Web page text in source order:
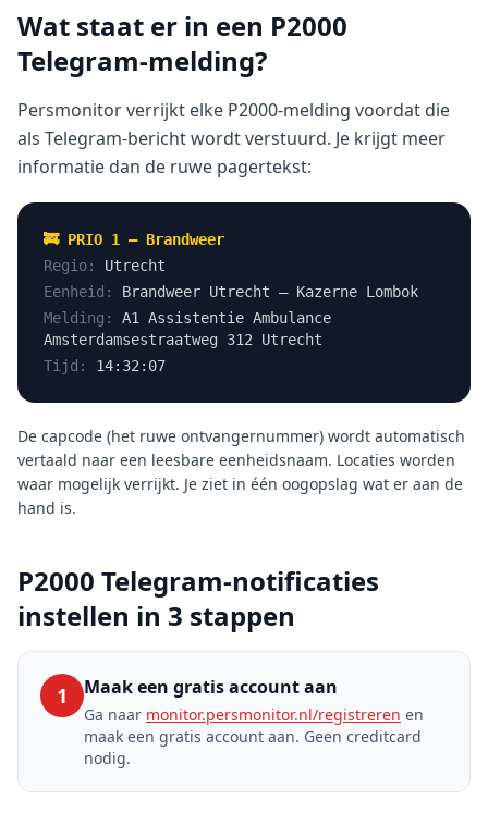
Wat staat er in een P2000
Telegram-melding?
Persmonitor verrijkt elke P2000-melding voordat die
als Telegram-bericht wordt verstuurd. Je krijgt meer
informatie dan de ruwe pagertekst:
🚒 PRIO 1 — Brandweer
Regio:
Utrecht
Eenheid:
Brandweer Utrecht — Kazerne Lombok
Melding:
A1 Assistentie Ambulance
Amsterdamsestraatweg 312 Utrecht
Tijd:
14:32:07
De capcode (het ruwe ontvangernummer) wordt automatisch
vertaald naar een leesbare eenheidsnaam. Locaties worden
waar mogelijk verrijkt. Je ziet in één oogopslag wat er aan de
hand is.
P2000 Telegram-notificaties
instellen in 3 stappen
1 Maak een gratis account aan
Ga naar monitor.persmonitor.nl/registreren en
maak een gratis account aan. Geen creditcard
nodig.